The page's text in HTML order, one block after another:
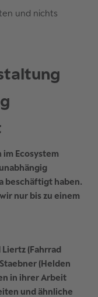
und nichts
Ecosystem
beschäftigt haben.
nur bis zu einem
(Fahrrad
(Helden
in ihrer Arbeit
und ähnliche